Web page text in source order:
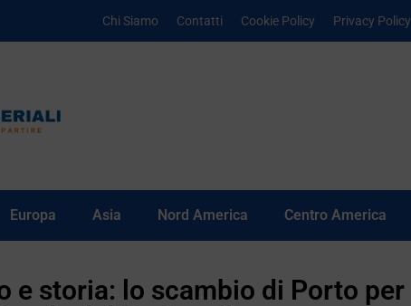
Chi Siamo Contatti Cookie Policy Privacy Policy
Europa Asia Nord America Centro America
e storia: lo scambio di Porto per